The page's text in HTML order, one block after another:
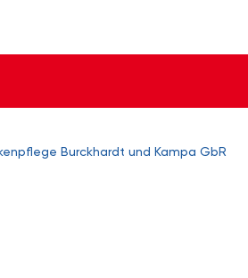
Burckhardt und Kampa GbR